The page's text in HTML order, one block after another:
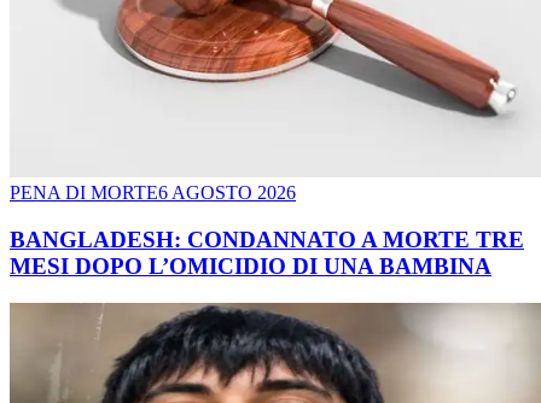
PENA DI MORTE6 AGOSTO 2026
BANGLADESH: CONDANNATO A MORTE TRE
MESI DOPO L’OMICIDIO DI UNA BAMBINA